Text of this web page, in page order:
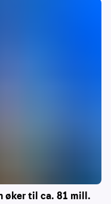
øker til ca. 81 mill.